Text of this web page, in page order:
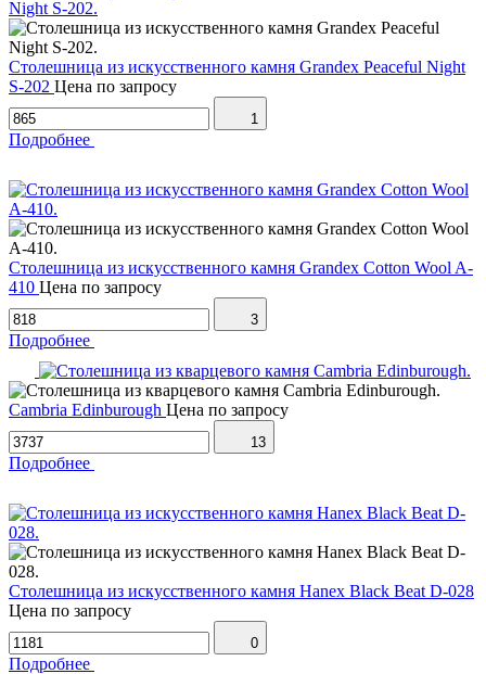
Столешница из искусственного камня Grandex Peaceful Night
S-202 Цена по запросу
1
Подробнее
Столешница из искусственного камня Grandex Cotton Wool A-
410 Цена по запросу
3
Подробнее
Cambria Edinburough Цена по запросу
13
Подробнее
Столешница из искусственного камня Hanex Black Beat D-028
Цена по запросу
0
Подробнее